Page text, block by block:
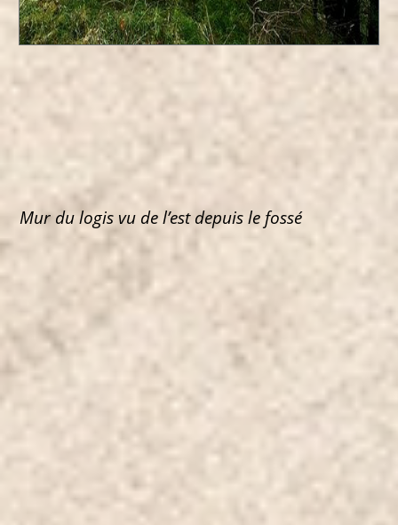
Mur du logis vu de l’est depuis le fossé